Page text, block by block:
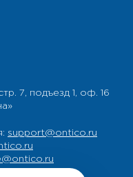
7, подъезд 1, оф. 16
support@ontico.ru